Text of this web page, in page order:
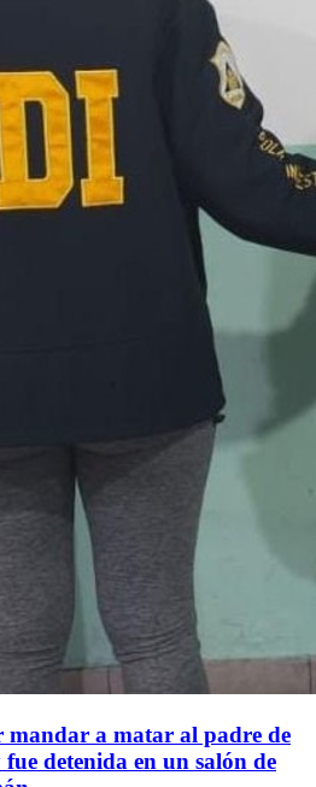
mandar a matar al padre de
detenida en un salón de